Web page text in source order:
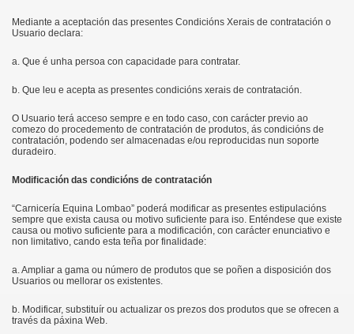
Mediante a aceptación das presentes Condicións Xerais de contratación o
Usuario declara:
a. Que é unha persoa con capacidade para contratar.
b. Que leu e acepta as presentes condicións xerais de contratación.
O Usuario terá acceso sempre e en todo caso, con carácter previo ao
comezo do procedemento de contratación de produtos, ás condicións de
contratación, podendo ser almacenadas e/ou reproducidas nun soporte
duradeiro.
Modificación das condicións de contratación
“Carnicería Equina Lombao” poderá modificar as presentes estipulacións
sempre que exista causa ou motivo suficiente para iso. Enténdese que existe
causa ou motivo suficiente para a modificación, con carácter enunciativo e
non limitativo, cando esta teña por finalidade:
a. Ampliar a gama ou número de produtos que se poñen a disposición dos
Usuarios ou mellorar os existentes.
b. Modificar, substituír ou actualizar os prezos dos produtos que se ofrecen a
través da páxina Web.